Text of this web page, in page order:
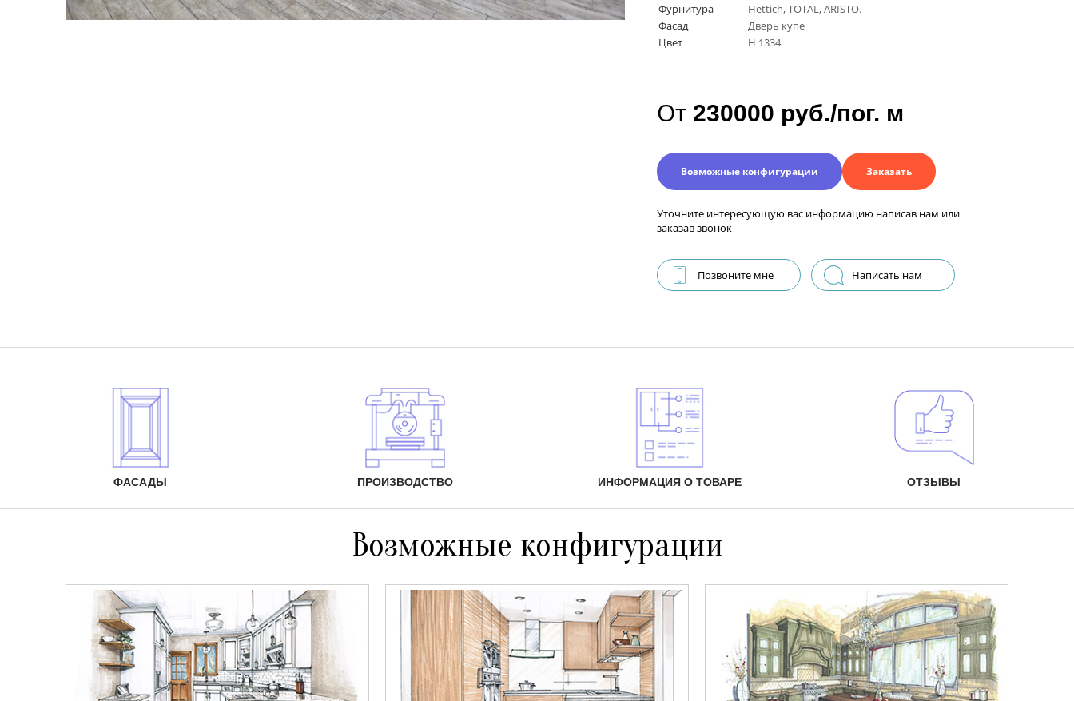
Фурнитура
Hettich, TOTAL, ARISTO.
Фасад
Дверь купе
Цвет
H 1334
От 230000 руб./пог. м
Возможные конфигурации Заказать
Уточните интересующую вас информацию написав нам или
заказав звонок
Позвоните мне Написать нам
ФАСАДЫ ПРОИЗВОДСТВО ИНФОРМАЦИЯ О ТОВАРЕ ОТЗЫВЫ
Возможные конфигурации